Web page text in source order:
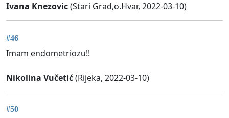
Ivana Knezovic(Stari Grad,o.Hvar, 2022-03-10)
#46
Imam endometriozu!!
Nikolina Vučetić(Rijeka, 2022-03-10)
#50